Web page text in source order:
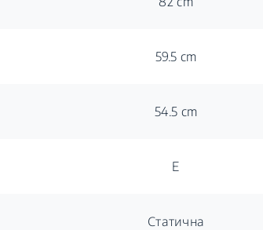
59.5 cm
54.5 cm
E
Статична